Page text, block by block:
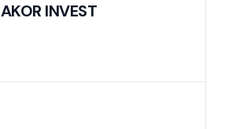
AKOR INVEST